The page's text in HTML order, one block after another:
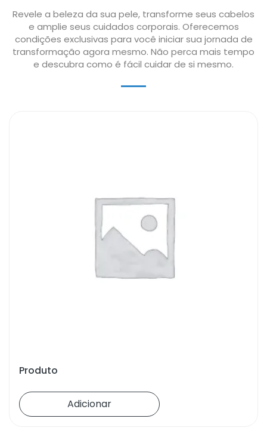
Revele a beleza da sua pele, transforme seus cabelos
e amplie seus cuidados corporais. Oferecemos
condições exclusivas para você iniciar sua jornada de
transformação agora mesmo. Não perca mais tempo
e descubra como é fácil cuidar de si mesmo.
Produto
Adicionar